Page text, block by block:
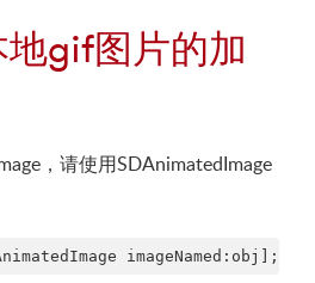
gif图片的加
，请使用SDAnimatedImage